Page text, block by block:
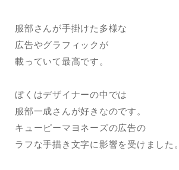
服部さんが手掛けた多様な
広告やグラフィックが
載っていて最高です。
ぼくはデザイナーの中では
服部一成さんが好きなのです。
キューピーマヨネーズの広告の
ラフな手描き文字に影響を受けました。